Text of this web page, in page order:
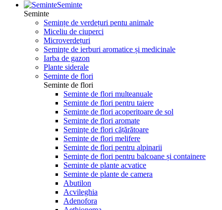
Seminte
Seminte
Semințe de verdețuri pentu animale
Miceliu de ciuperci
Microverdețuri
Semințe de ierburi aromatice și medicinale
Iarba de gazon
Plante siderale
Seminte de flori
Seminte de flori
Seminte de flori multeanuale
Seminte de flori pentru taiere
Seminte de flori acoperitoare de sol
Seminte de flori aromate
Semințe de flori cățărătoare
Seminte de flori melifere
Seminte de flori pentru alpinarii
Semințe de flori pentru balcoane și containere
Seminte de plante acvatice
Seminte de plante de camera
Abutilon
Acvileghia
Adenofora